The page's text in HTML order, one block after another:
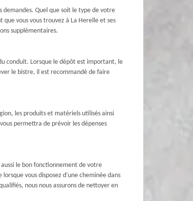
Quel que soit le type de votre
vous vous trouvez à La Herelle et ses
supplémentaires.
conduit. Lorsque le dépôt est important, le
le bistre, il est recommandé de faire
les produits et matériels utilisés ainsi
permettra de prévoir les dépenses
le bon fonctionnement de votre
vous disposez d'une cheminée dans
nous nous assurons de nettoyer en